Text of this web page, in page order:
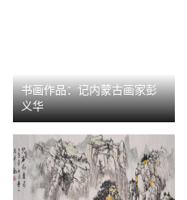
书画作品：记内蒙古画家彭
义华